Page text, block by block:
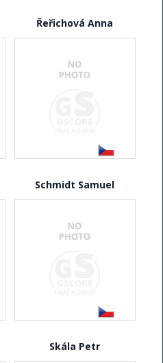
Řeřichová Anna
Schmidt Samuel
Skála Petr